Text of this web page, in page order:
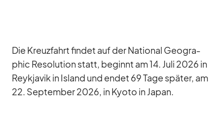
Die Kreuz­fahrt fin­det auf der Na­tio­nal Geo­gra­
phic Re­so­lu­tion statt, be­ginnt am 14. Juli 2026 in
Reykja­vik in Is­land und en­det 69 Tage spä­ter, am
22. Sep­tem­ber 2026, in Kyoto in Ja­pan.